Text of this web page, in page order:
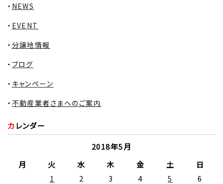
NEWS
EVENT
分譲地情報
ブログ
キャンペーン
不動産業者さまへのご案内
カレンダー
2018年5月
月
火 水 木 金 土
日
1
2 3 4 5
6